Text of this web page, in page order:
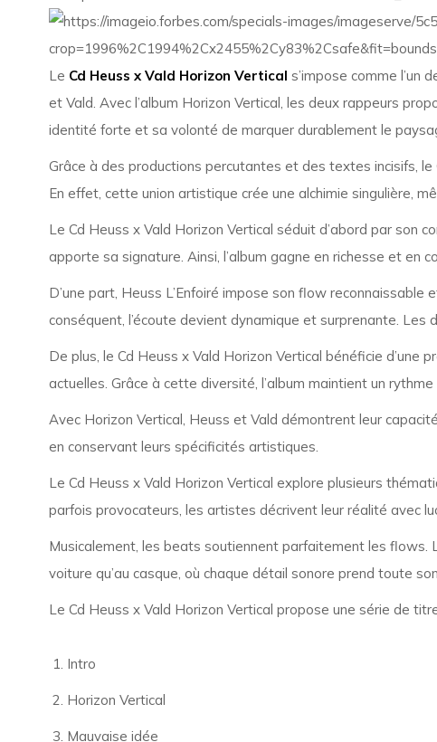
Le Cd Heuss x Vald Horizon Vertical s’impose comme l’un
et Vald . Avec l’album Horizon Vertical , les deux rappeurs
identité forte et sa volonté de marquer durablement le
Grâce à des productions percutantes et des textes incisifs,
En effet, cette union artistique crée une alchimie singulière,
Le Cd Heuss x Vald Horizon Vertical séduit d’abord par son
apporte sa signature. Ainsi, l’album gagne en richesse et en
D’une part, Heuss L’Enfoiré impose son flow
conséquent, l’écoute devient dynamique et surprenante.
De plus, le Cd Heuss x Vald Horizon Vertical bénéficie
actuelles. Grâce à cette diversité, l’album maintient un
Avec Horizon Vertical, Heuss et Vald démontrent leur
en conservant leurs spécificités artistiques.
Le Cd Heuss x Vald Horizon Vertical explore plusieurs
parfois provocateurs, les artistes décrivent leur réalité avec
Musicalement, les beats soutiennent parfaitement les flows.
voiture qu’au casque, où chaque détail sonore prend toute
Le Cd Heuss x Vald Horizon Vertical propose une série de
Intro
Horizon Vertical
Mauvaise idée